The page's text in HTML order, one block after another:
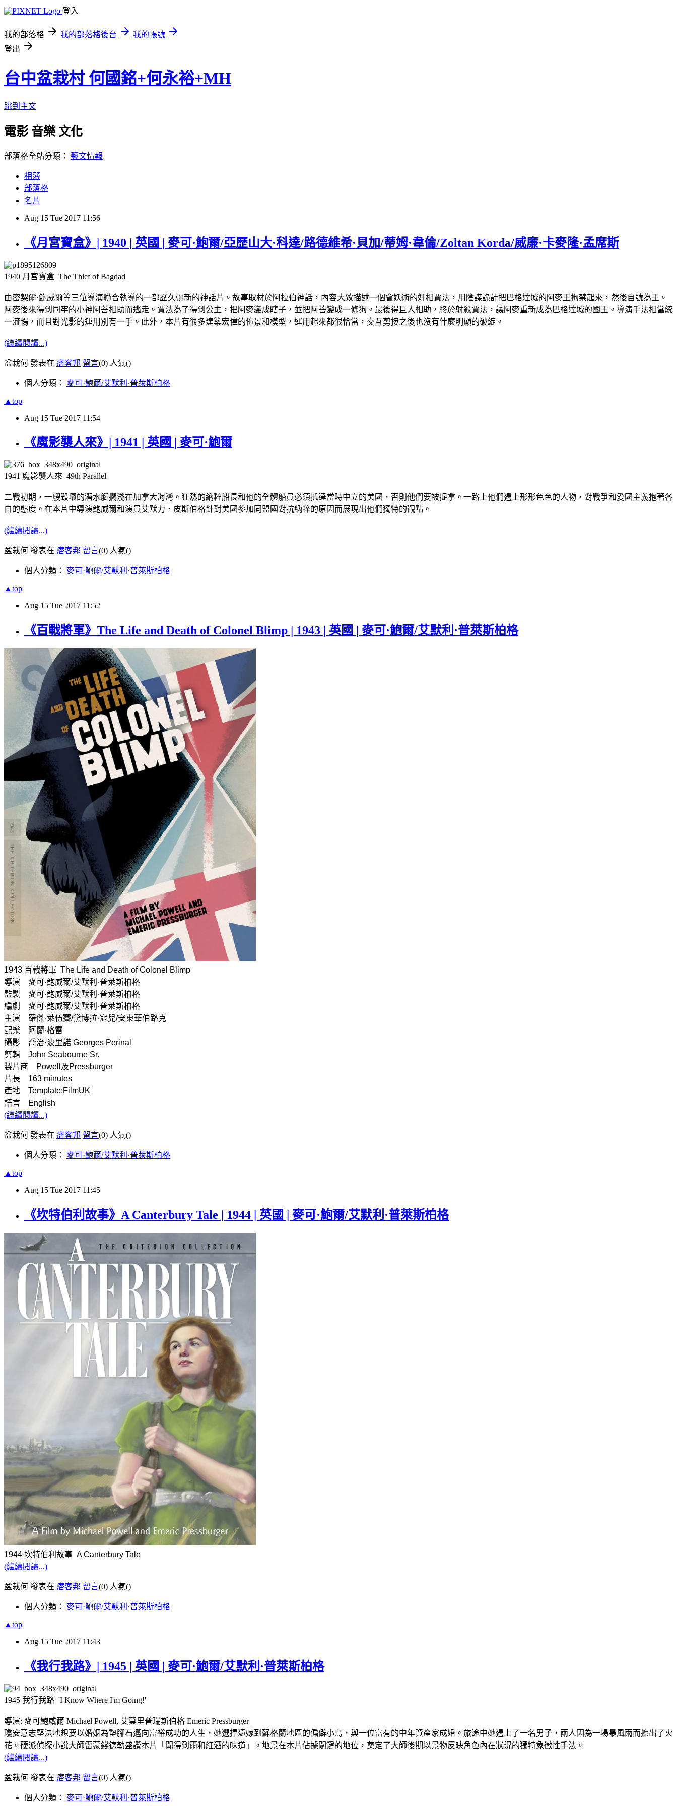
登入
我的部落格 我的部落格後台
我的帳號
登出
台中盆栽村 何國銘+何永裕+MH
跳到主文
電影 音樂 文化
部落格全站分類： 藝文情報
相簿
部落格
名片
Aug 15 Tue 2017 11:56
《月宮寶盒》| 1940 | 英國 | 麥可·鮑爾/亞歷山大·科達/路德維希·貝加/蒂姆·韋倫/Zoltan Korda/威廉·卡麥隆·孟席斯
1940 月宮寶盒 The Thief of Bagdad
由密契爾·鮑威爾等三位導演聯合執導的一部歷久彌新的神話片。故事取材於阿拉伯神話，內容大致描述一個會妖術的奸相賈法，用陰謀詭計把巴格達城的阿麥王拘禁起來，然後自號為王。
阿麥後來得到同牢的小神阿菩相助而逃走。賈法為了得到公主，把阿麥變成瞎子，並把阿菩變成一條狗。最後得巨人相助，終於射殺賈法，讓阿麥重新成為巴格達城的國王。導演手法相當統
一流暢，而且對光影的運用別有一手。此外，本片有很多建築宏偉的佈景和模型，運用起來都很恰當，交互剪接之後也沒有什麼明顯的破綻。
(繼續閱讀...)
盆栽何 發表在 痞客邦 留言(0) 人氣()
個人分類： 麥可·鮑爾/艾默利·普萊斯柏格
▲top
Aug 15 Tue 2017 11:54
《魔影襲人來》| 1941 | 英國 | 麥可·鮑爾
1941 魔影襲人來 49th Parallel
二戰初期，一艘毀壞的潛水艇擱淺在加拿大海灣。狂熱的納粹船長和他的全體船員必須抵達當時中立的美國，否則他們要被捉拿。一路上他們遇上形形色色的人物，對戰爭和愛國主義抱著各
自的態度。在本片中導演鮑威爾和演員艾默力．皮斯伯格針對美國參加同盟國對抗納粹的原因而展現出他們獨特的觀點。
(繼續閱讀...)
盆栽何 發表在 痞客邦 留言(0) 人氣()
個人分類： 麥可·鮑爾/艾默利·普萊斯柏格
▲top
Aug 15 Tue 2017 11:52
《百戰將軍》The Life and Death of Colonel Blimp | 1943 | 英國 | 麥可·鮑爾/艾默利·普萊斯柏格
1943 百戰將軍 The Life and Death of Colonel Blimp
導演 麥可·鮑威爾/艾默利·普萊斯柏格
監製 麥可·鮑威爾/艾默利·普萊斯柏格
編劇 麥可·鮑威爾/艾默利·普萊斯柏格
主演 羅傑·萊伍賽/黛博拉·寇兒/安東華伯路克
配樂 阿蘭·格雷
攝影 喬治·波里諾 Georges Perinal
剪輯 John Seabourne Sr.
製片商 Powell及Pressburger
片長 163 minutes
產地 Template:FilmUK
語言 English
(繼續閱讀...)
盆栽何 發表在 痞客邦 留言(0) 人氣()
個人分類： 麥可·鮑爾/艾默利·普萊斯柏格
▲top
Aug 15 Tue 2017 11:45
《坎特伯利故事》A Canterbury Tale | 1944 | 英國 | 麥可·鮑爾/艾默利·普萊斯柏格
1944 坎特伯利故事 A Canterbury Tale
(繼續閱讀...)
盆栽何 發表在 痞客邦 留言(0) 人氣()
個人分類： 麥可·鮑爾/艾默利·普萊斯柏格
▲top
Aug 15 Tue 2017 11:43
《我行我路》| 1945 | 英國 | 麥可·鮑爾/艾默利·普萊斯柏格
1945 我行我路 'I Know Where I'm Going!'
導演: 麥可鮑威爾 Michael Powell, 艾莫里普瑞斯伯格 Emeric Pressburger
瓊安意志堅決地想要以婚姻為墊腳石邁向富裕成功的人生，她選擇遠嫁到蘇格蘭地區的偏僻小島，與一位富有的中年資產家成婚。旅途中她遇上了一名男子，兩人因為一場暴風雨而擦出了火
花。硬派偵探小說大師雷蒙錢德勒盛讚本片「聞得到雨和紅酒的味道」。地景在本片佔據關鍵的地位，奠定了大師後期以景物反映角色內在狀況的獨特象徵性手法。
(繼續閱讀...)
盆栽何 發表在 痞客邦 留言(0) 人氣()
個人分類： 麥可·鮑爾/艾默利·普萊斯柏格